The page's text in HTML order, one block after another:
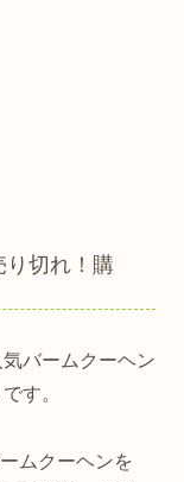
り切れ！購
バームクーヘン
す。
ムクーヘンを